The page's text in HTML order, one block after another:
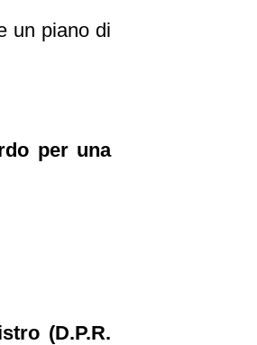
un piano di
per una
(D.P.R.